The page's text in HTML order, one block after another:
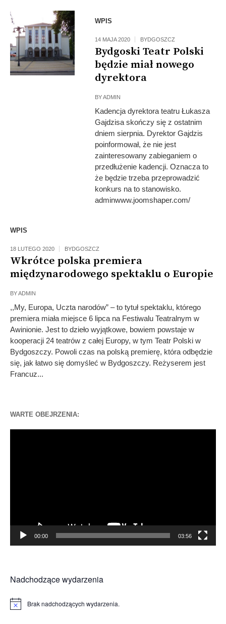
WPIS
14 MAJA 2020 BYDGOSZCZ
Bydgoski Teatr Polski
będzie miał nowego
dyrektora
BYADMIN
Kadencja dyrektora teatru Łukasza
Gajdzisa skończy się z ostatnim
dniem sierpnia. Dyrektor Gajdzis
poinformował, że nie jest
zainteresowany zabieganiem o
przedłużenie kadencji. Oznacza to
że będzie trzeba przeprowadzić
konkurs na to stanowisko.
adminwww.joomshaper.com/
WPIS
18 LUTEGO 2020 BYDGOSZCZ
Wkrótce polska premiera
międzynarodowego spektaklu o Europie
BYADMIN
,,My, Europa, Uczta narodów” – to tytuł spektaklu, którego
premiera miała miejsce 6 lipca na Festiwalu Teatralnym w
Awinionie. Jest to dzieło wyjątkowe, bowiem powstaje w
kooperacji 24 teatrów z całej Europy, w tym Teatr Polski w
Bydgoszczy. Powoli czas na polską premierę, która odbędzie
się, jak łatwo się domyśleć w Bydgoszczy. Reżyserem jest
Francuz...
WARTE OBEJRZENIA:
00:00 03:56
Nadchodzące wydarzenia
Powiadomienie
Brak nadchodzących wydarzenia.